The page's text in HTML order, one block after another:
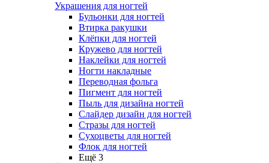
Украшения для ногтей
Бульонки для ногтей
Втирка ракушки
Клёпки для ногтей
Кружево для ногтей
Наклейки для ногтей
Ногти накладные
Переводная фольга
Пигмент для ногтей
Пыль для дизайна ногтей
Слайдер дизайн для ногтей
Стразы для ногтей
Сухоцветы для ногтей
Флок для ногтей
Ещё 3